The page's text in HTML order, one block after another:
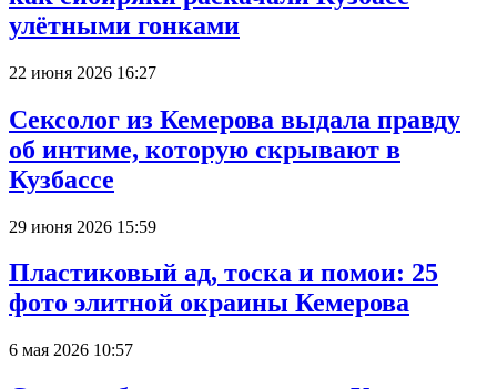
улётными гонками
22 июня 2026 16:27
Сексолог из Кемерова выдала правду
об интиме, которую скрывают в
Кузбассе
29 июня 2026 15:59
Пластиковый ад, тоска и помои: 25
фото элитной окраины Кемерова
6 мая 2026 10:57